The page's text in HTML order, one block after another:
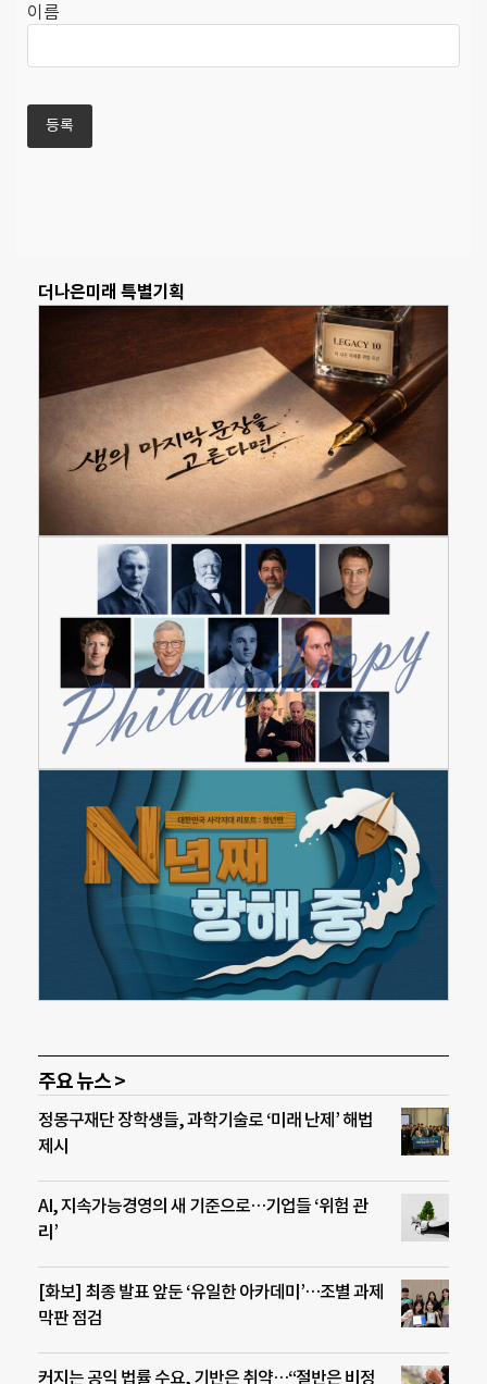
이름
더나은미래 특별기획
주요 뉴스 >
정몽구재단 장학생들, 과학기술로 ‘미래 난제’ 해법
제시
AI, 지속가능경영의 새 기준으로…기업들 ‘위험 관
리’
[화보] 최종 발표 앞둔 ‘유일한 아카데미’…조별 과제
막판 점검
커지는 공익 법률 수요, 기반은 취약…“절반은 비정